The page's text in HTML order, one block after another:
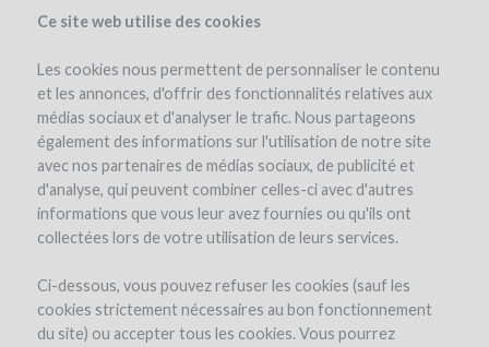
Ce site web utilise des cookies
Les cookies nous permettent de personnaliser le contenu
et les annonces, d'offrir des fonctionnalités relatives aux
médias sociaux et d'analyser le trafic. Nous partageons
également des informations sur l'utilisation de notre site
avec nos partenaires de médias sociaux, de publicité et
d'analyse, qui peuvent combiner celles-ci avec d'autres
informations que vous leur avez fournies ou qu'ils ont
collectées lors de votre utilisation de leurs services.
Ci-dessous, vous pouvez refuser les cookies (sauf les
cookies strictement nécessaires au bon fonctionnement
du site) ou accepter tous les cookies. Vous pourrez
the project
Adega do Vulcao